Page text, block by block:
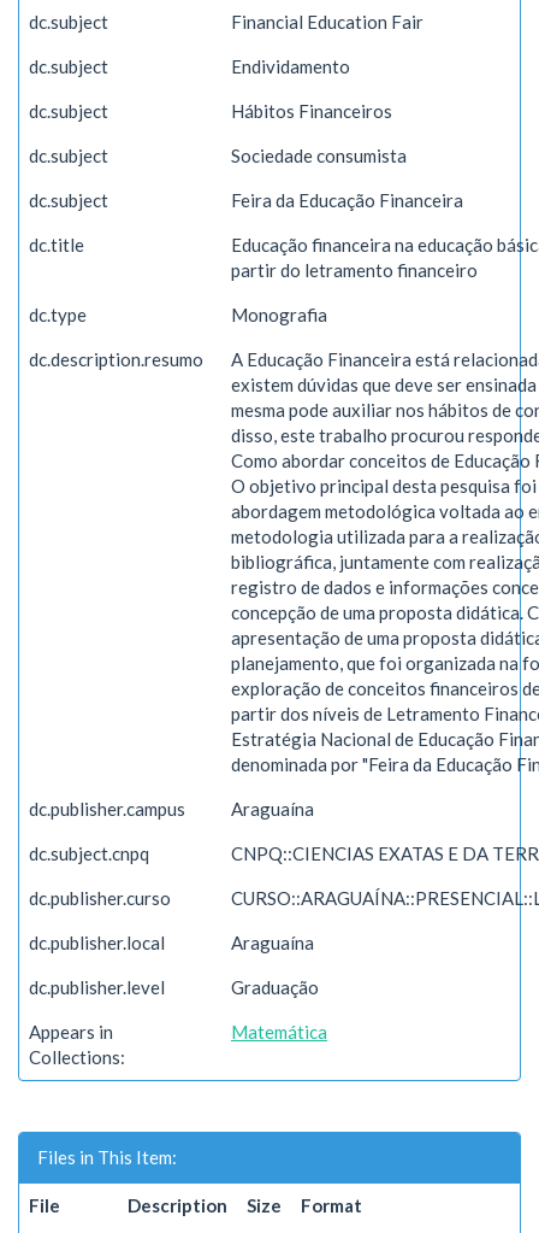
dc.subject Financial Education Fair
dc.subject Endividamento
dc.subject Hábitos Financeiros
dc.subject Sociedade consumista
dc.subject Feira da Educação Financeira
dc.title
Educação financeira na educação
partir do letramento financeiro
dc.type Monografia
dc.description.resumo
A Educação Financeira está
existem dúvidas que deve ser
mesma pode auxiliar nos hábitos de
disso, este trabalho procurou
Como abordar conceitos de Educação
O objetivo principal desta pesquisa foi
abordagem metodológica voltada ao
metodologia utilizada para a
bibliográfica, juntamente com
registro de dados e informações
concepção de uma proposta didática.
apresentação de uma proposta
planejamento, que foi organizada na
exploração de conceitos financeiros
partir dos níveis de Letramento
Estratégia Nacional de Educação
denominada por "Feira da Educação
dc.publisher.campus Araguaína
dc.subject.cnpq CNPQ::CIENCIAS EXATAS E DA
dc.publisher.curso
dc.publisher.local Araguaína
dc.publisher.level Graduação
Appears in
Collections:
Matemática
Files in This Item:
File Description Size Format